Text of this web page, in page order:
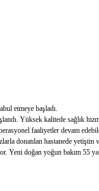
etmeye başladı.
Yüksek kalitede sağlık
faaliyetler devam
donatılan hastanede yetiştin
Yeni doğan yoğun bakım 55